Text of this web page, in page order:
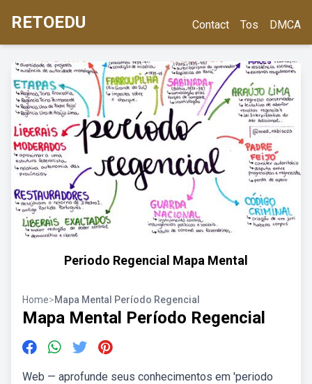
RETOEDU Contact Tos DMCA
Periodo Regencial Mapa Mental
Home>Mapa Mental Período Regencial
Mapa Mental Período Regencial
Web — aprofunde seus conhecimentos em 'periodo